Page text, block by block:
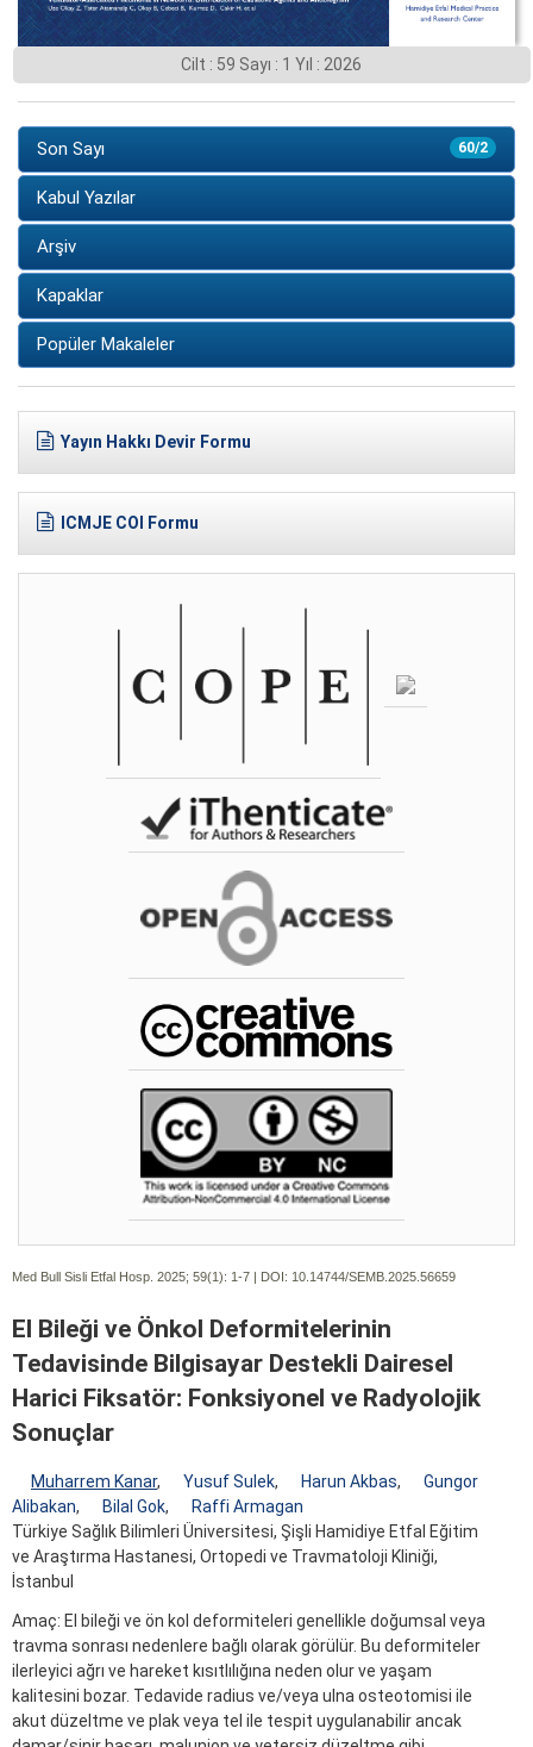
Cilt : 59 Sayı : 1 Yıl : 2026
60/2
Son Sayı
Kabul Yazılar
Arşiv
Kapaklar
Popüler Makaleler
Yayın Hakkı Devir Formu
ICMJE COI Formu
Med Bull Sisli Etfal Hosp. 2025; 59(1): 1-7 | DOI: 10.14744/SEMB.2025.56659
El Bileği ve Önkol Deformitelerinin
Tedavisinde Bilgisayar Destekli Dairesel
Harici Fiksatör: Fonksiyonel ve Radyolojik
Sonuçlar
Muharrem Kanar, Yusuf Sulek, Harun Akbas,
Gungor
Alibakan, Bilal Gok,
Raffi Armagan
Türkiye Sağlık Bilimleri Üniversitesi, Şişli Hamidiye Etfal Eğitim
ve Araştırma Hastanesi, Ortopedi ve Travmatoloji Kliniği,
İstanbul
Amaç: El bileği ve ön kol deformiteleri genellikle doğumsal veya
travma sonrası nedenlere bağlı olarak görülür. Bu deformiteler
ilerleyici ağrı ve hareket kısıtlılığına neden olur ve yaşam
kalitesini bozar. Tedavide radius ve/veya ulna osteotomisi ile
akut düzeltme ve plak veya tel ile tespit uygulanabilir ancak